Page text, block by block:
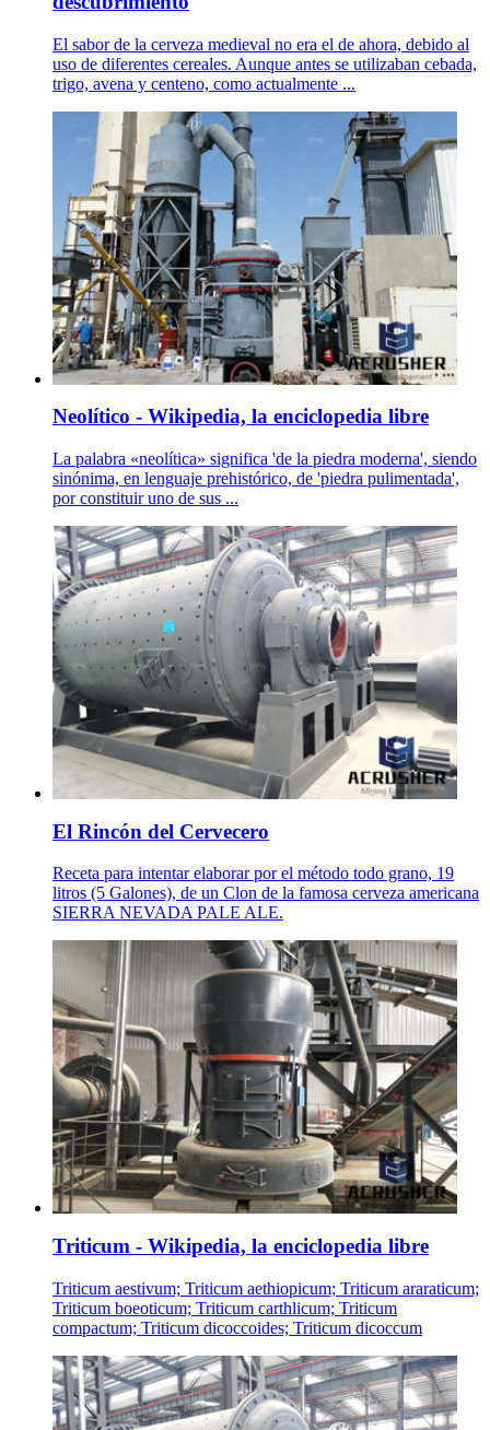
El sabor de la cerveza medieval no era el de ahora, debido al
uso de diferentes cereales. Aunque antes se utilizaban cebada,
trigo, avena y centeno, como actualmente ...
Neolítico - Wikipedia, la enciclopedia libre
La palabra «neolítica» significa 'de la piedra moderna', siendo
sinónima, en lenguaje prehistórico, de 'piedra pulimentada',
por constituir uno de sus ...
El Rincón del Cervecero
Receta para intentar elaborar por el método todo grano, 19
litros (5 Galones), de un Clon de la famosa cerveza americana
SIERRA NEVADA PALE ALE.
Triticum - Wikipedia, la enciclopedia libre
Triticum aestivum; Triticum aethiopicum; Triticum araraticum;
Triticum boeoticum; Triticum carthlicum; Triticum
compactum; Triticum dicoccoides; Triticum dicoccum